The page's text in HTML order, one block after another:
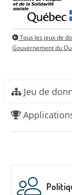
Tous les jeux de
Gouvernement du
Jeu de